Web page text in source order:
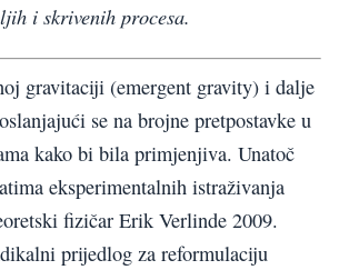
i skrivenih procesa.
gravitaciji (emergent gravity) i dalje
se na brojne pretpostavke u
kako bi bila primjenjiva. Unatoč
eksperimentalnih istraživanja
fizičar Erik Verlinde 2009.
prijedlog za reformulaciju